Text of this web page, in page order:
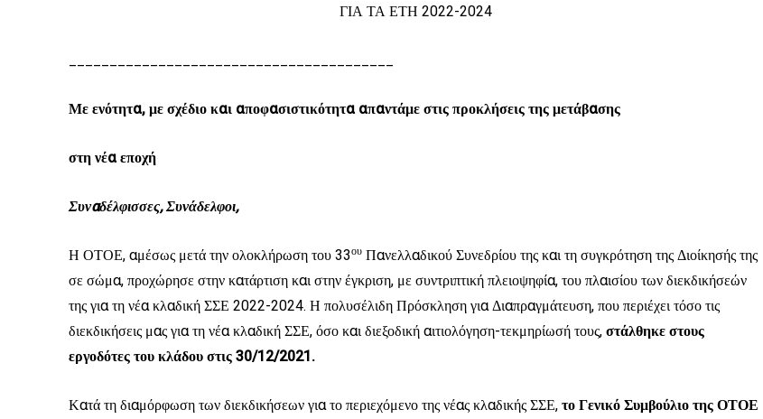
ΓΙΑ ΤΑ ΕΤΗ 2022-2024
________________________________________
Με ενότητα, με σχέδιο και αποφασιστικότητα απαντάμε στις προκλήσεις της μετάβασης
στη νέα εποχή
Συναδέλφισσες, Συνάδελφοι,
Η ΟΤΟΕ, αμέσως μετά την ολοκλήρωση του 33ου Πανελλαδικού Συνεδρίου της και τη συγκρότηση της Διοίκησής της
σε σώμα, προχώρησε στην κατάρτιση και στην έγκριση, με συντριπτική πλειοψηφία, του πλαισίου των διεκδικήσεών
της για τη νέα κλαδική ΣΣΕ 2022-2024. Η πολυσέλιδη Πρόσκληση για Διαπραγμάτευση, που περιέχει τόσο τις
διεκδικήσεις μας για τη νέα κλαδική ΣΣΕ, όσο και διεξοδική αιτιολόγηση-τεκμηρίωσή τους,στάλθηκε στους
εργοδότες του κλάδου στις 30/12/2021.
Κατά τη διαμόρφωση των διεκδικήσεων για το περιεχόμενο της νέας κλαδικής ΣΣΕ,το Γενικό Συμβούλιο της ΟΤΟΕ